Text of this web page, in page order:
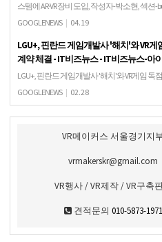
스템에 AR·VR 장비 도입, 작성자-박소현, 섹션-
BMW그룹이 생산 시스템에 가상현실(VR)· 증강
GOOGLENEWS | 04.19
LGU+, 핀란드 게임개발사 '해치'와 VR게
계약 체결 - IT비즈뉴스 - IT비즈뉴스-아
LGU+, 핀란드 게임개발사 '해치'와 VR게임 독
결 - IT비즈뉴스 IT비즈뉴스-아이티비즈뉴스
지선 기자] LG유플러스가 5G 게임 특화 스트
'해치(Hatch) 엔터…
GOOGLENEWS | 02.28
VR메이커스 서울경기지
vrmakerskr@gmail.com
VR행사 / VR제작 / VR구축
견적문의 010-5873-1971